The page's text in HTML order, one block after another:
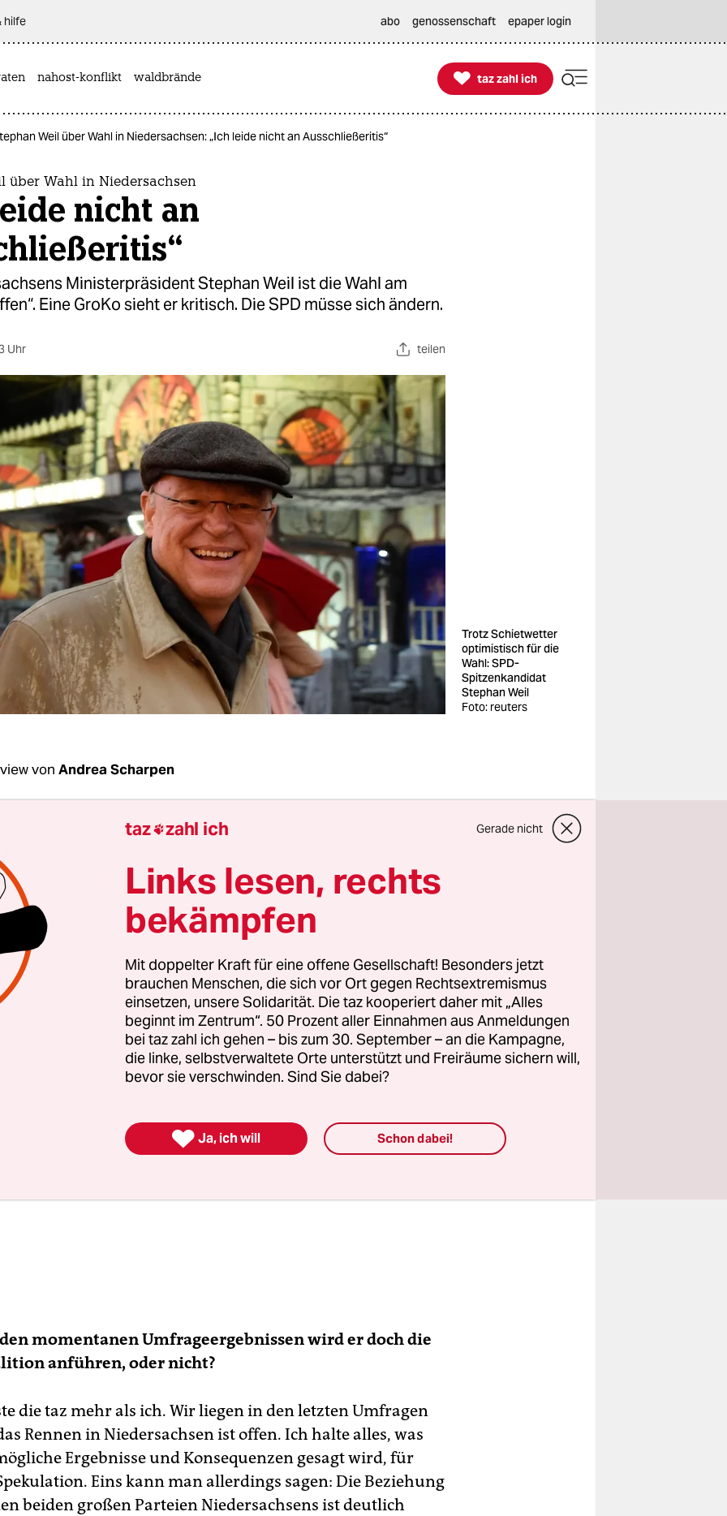
hilfe abo genossenschaft epaper login
nahost-konflikt waldbrände 
taz zahl ich
taz zahl ich
Weil über Wahl in Niedersachsen: „Ich leide nicht an Ausschließeritis“
über Wahl in Niedersachsen
nicht an
Ministerpräsident Stephan Weil ist die Wahl am
Eine GroKo sieht er kritisch. Die SPD müsse sich ändern.
Uhr teilen
Trotz Schietwetter
optimistisch für die
Wahl: SPD-
Spitzenkandidat
Stephan Weil
Foto: reuters
von Andrea Scharpen
warum sollte CDU-Spitzenkandidat Bernd
auf keinen Fall Ministerpräsident werden?
Seine politische Arbeit in Niedersachsen als
bis 2013 ist vielen Köpfen in Erinnerung – und zwar in
Sein Name steht für das Turbo-Abitur, für einen
Kampf gegen Gesamtschulen und für rechtswidrige
Aufbau des Ganztagsbetriebs. Das reicht.
momentanen Umfrageergebnissen wird er doch die
anführen, oder nicht?
die taz mehr als ich. Wir liegen in den letzten Umfragen
Rennen in Niedersachsen ist offen. Ich halte alles, was
Ergebnisse und Konsequenzen gesagt wird, für
Eins kann man allerdings sagen: Die Beziehung
beiden großen Parteien Niedersachsens ist deutlich
taz zahl ich Gerade nicht
Links lesen, rechts
bekämpfen
Mit doppelter Kraft für eine offene Gesellschaft! Besonders jetzt
brauchen Menschen, die sich vor Ort gegen Rechtsextremismus
einsetzen, unsere Solidarität. Die taz kooperiert daher mit „Alles
beginnt im Zentrum“. 50 Prozent aller Einnahmen aus Anmeldungen
bei taz zahl ich gehen – bis zum 30. September – an die Kampagne,
die linke, selbstverwaltete Orte unterstützt und Freiräume sichern will,
bevor sie verschwinden. Sind Sie dabei?
 Ja, ich will Schon dabei!